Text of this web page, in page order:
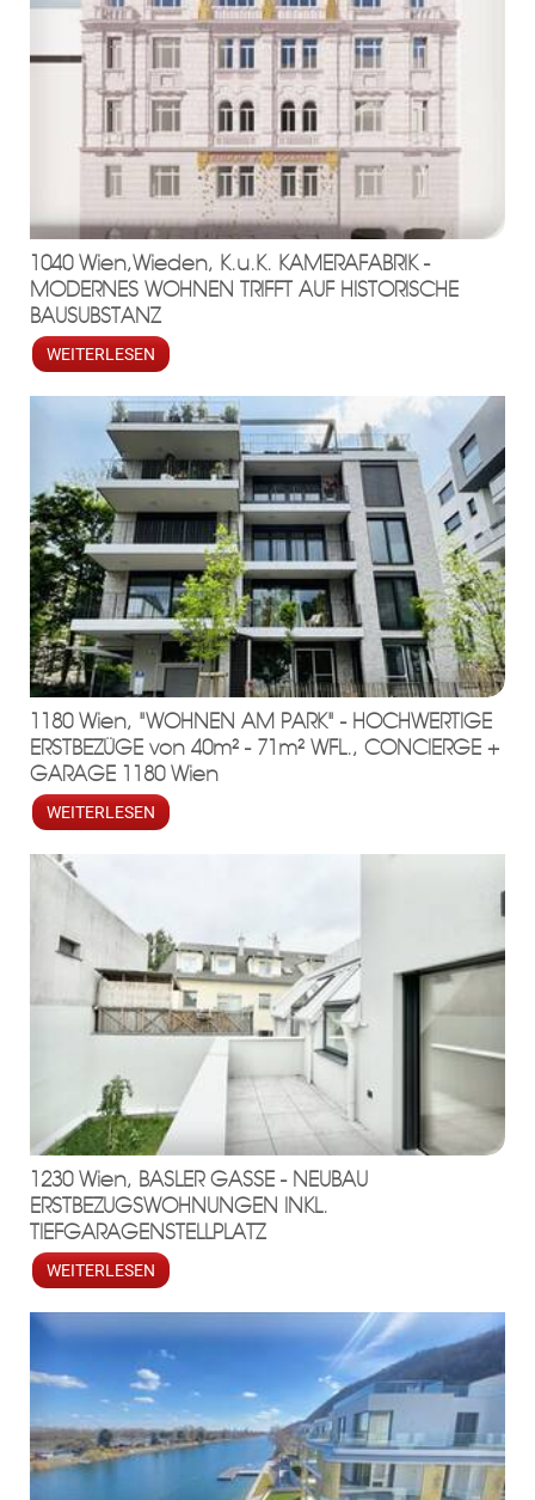
1040 Wien,Wieden, K.u.K. KAMERAFABRIK -
MODERNES WOHNEN TRIFFT AUF HISTORISCHE
BAUSUBSTANZ
WEITERLESEN
1180 Wien, "WOHNEN AM PARK" - HOCHWERTIGE
ERSTBEZÜGE von 40m² - 71m² WFL., CONCIERGE +
GARAGE 1180 Wien
WEITERLESEN
1230 Wien, BASLER GASSE - NEUBAU
ERSTBEZUGSWOHNUNGEN INKL.
TIEFGARAGENSTELLPLATZ
WEITERLESEN